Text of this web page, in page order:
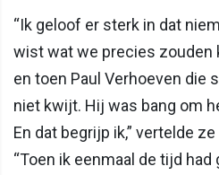
“Ik geloof er sterk in dat
wist wat we precies zouden
en toen Paul Verhoeven die
niet kwijt. Hij was bang om
En dat begrijp ik,” vertelde
“Toen ik eenmaal de tijd